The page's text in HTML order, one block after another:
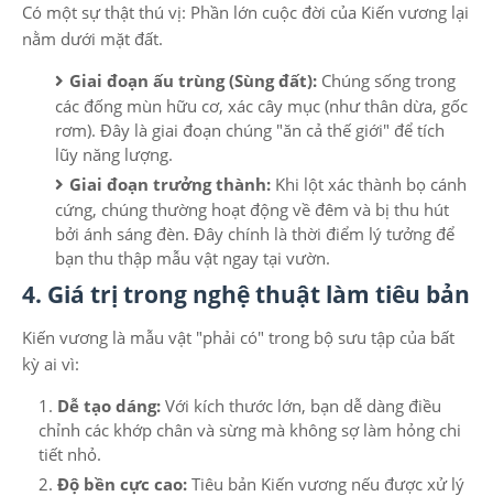
Có một sự thật thú vị: Phần lớn cuộc đời của Kiến vương lại
nằm dưới mặt đất.
Giai đoạn ấu trùng (Sùng đất): Chúng sống trong
các đống mùn hữu cơ, xác cây mục (như thân dừa, gốc
rơm). Đây là giai đoạn chúng "ăn cả thế giới" để tích
lũy năng lượng.
Giai đoạn trưởng thành: Khi lột xác thành bọ cánh
cứng, chúng thường hoạt động về đêm và bị thu hút
bởi ánh sáng đèn. Đây chính là thời điểm lý tưởng để
bạn thu thập mẫu vật ngay tại vườn.
4. Giá trị trong nghệ thuật làm tiêu bản
Kiến vương là mẫu vật "phải có" trong bộ sưu tập của bất
kỳ ai vì:
Dễ tạo dáng: Với kích thước lớn, bạn dễ dàng điều
chỉnh các khớp chân và sừng mà không sợ làm hỏng chi
tiết nhỏ.
Độ bền cực cao: Tiêu bản Kiến vương nếu được xử lý